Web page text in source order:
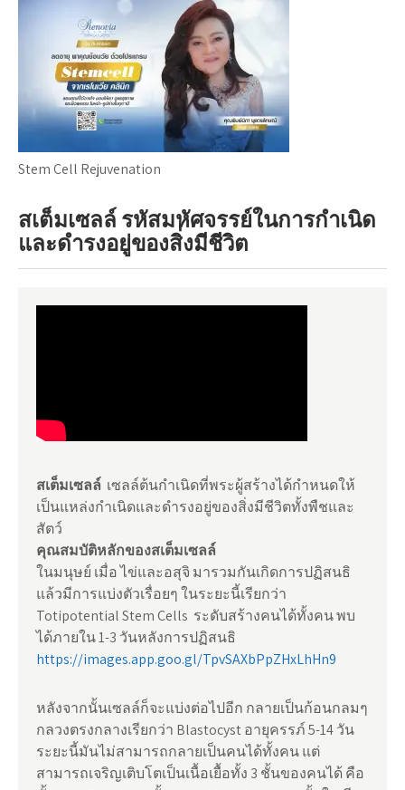
Stem Cell Rejuvenation
สเต็มเซลล์ รหัสมหัศจรรย์ในการกำเนิด
และดำรงอยู่ของสิ่งมีชีวิต
สเต็มเซลล์ เซลล์ต้นกำเนิดที่พระผู้สร้างได้กำหนดให้
เป็นแหล่งกำเนิดและดำรงอยู่ของสิ่งมีชีวิตทั้งพืชและ
สัตว์
คุณสมบัติหลักของสเต็มเซลล์
ในมนุษย์ เมื่อ ไข่และอสุจิ มารวมกันเกิดการปฏิสนธิ
แล้วมีการแบ่งตัวเรื่อยๆ ในระยะนี้เรียกว่า
Totipotential Stem Cells ระดับสร้างคนได้ทั้งคน พบ
ได้ภายใน 1-3 วันหลังการปฏิสนธิ
https://images.app.goo.gl/TpvSAXbPpZHxLhHn9
หลังจากนั้นเซลล์ก็จะแบ่งต่อไปอีก กลายเป็นก้อนกลมๆ
กลวงตรงกลางเรียกว่า Blastocyst อายุครรภ์ 5-14 วัน
ระยะนี้มันไม่สามารถกลายเป็นคนได้ทั้งคน แต่
สามารถเจริญเติบโตเป็นเนื้อเยื้อทั้ง 3 ชั้นของคนได้ คือ